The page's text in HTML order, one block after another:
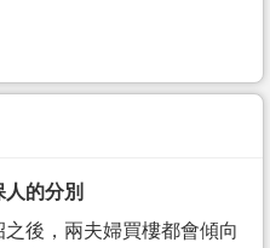
的分別
後，兩夫婦買樓都會傾向